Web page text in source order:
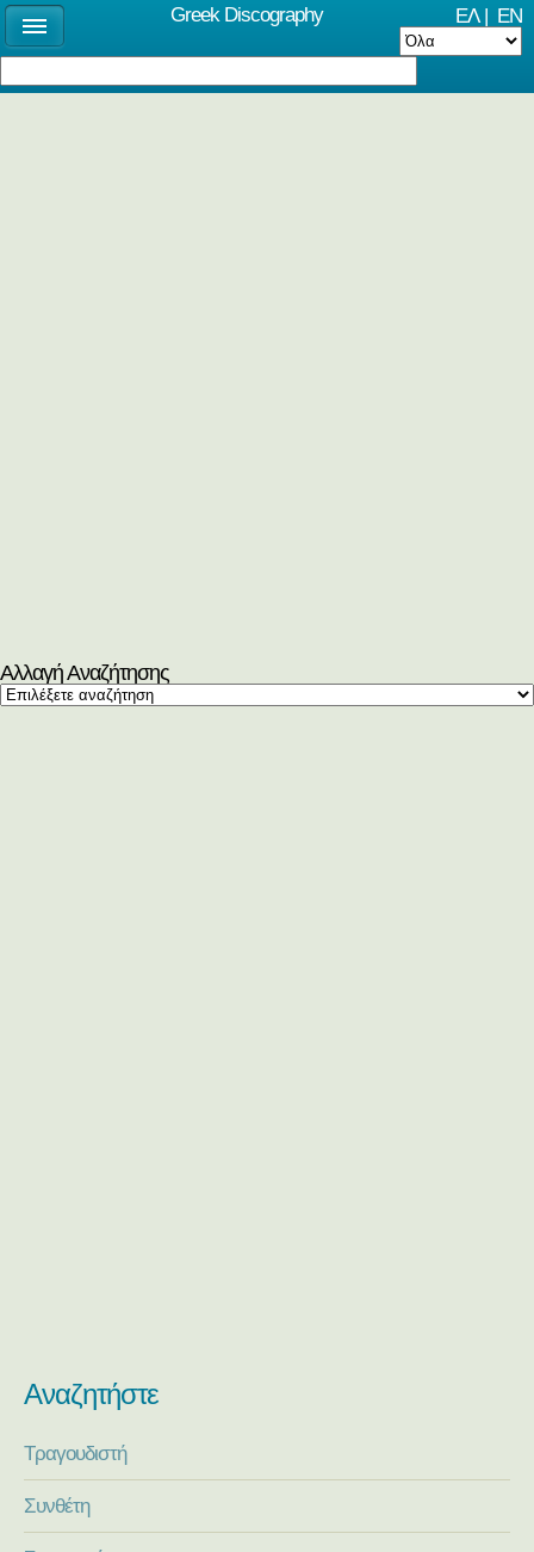
ΕΛ| EN
Αλλαγή Αναζήτησης
Αναζητήστε
Τραγουδιστή
Συνθέτη
Greek Discography